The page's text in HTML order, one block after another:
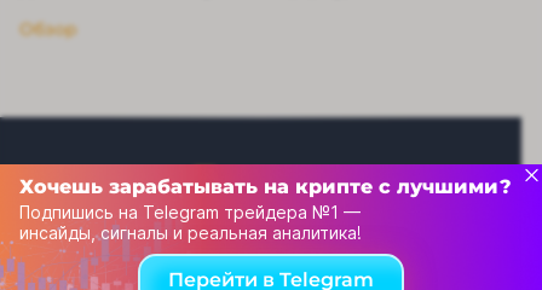
Обзор
Рейтинг капперов
Хочешь зарабатывать на крипте с лучшими?
Подпишись на Telegram трейдера №1 —
инсайды, сигналы и реальная аналитика!
Перейти в Telegram